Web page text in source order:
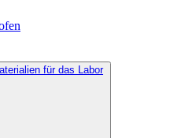
für das Labor